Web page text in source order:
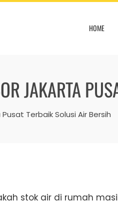
HOME
JAKARTA
Terbaik Solusi Air Bersih
stok air di rumah